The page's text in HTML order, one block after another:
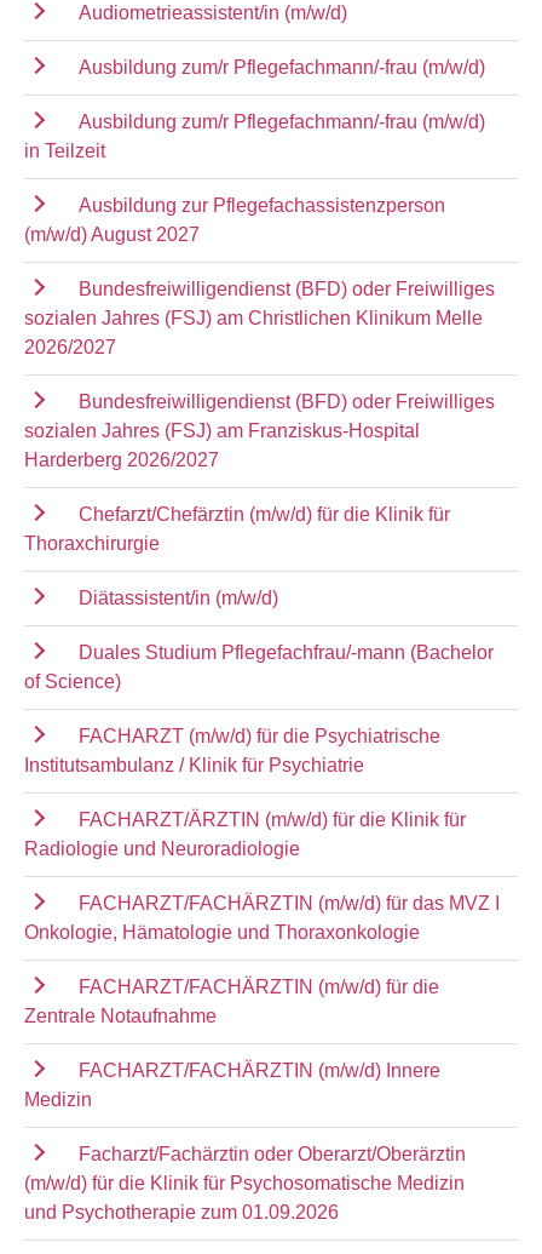
Audiometrieassistent/in (m/w/d)
Ausbildung zum/r Pflegefachmann/-frau (m/w/d)
Ausbildung zum/r Pflegefachmann/-frau (m/w/d)
in Teilzeit
Ausbildung zur Pflegefachassistenzperson
(m/w/d) August 2027
Bundesfreiwilligendienst (BFD) oder Freiwilliges
sozialen Jahres (FSJ) am Christlichen Klinikum Melle
2026/2027
Bundesfreiwilligendienst (BFD) oder Freiwilliges
sozialen Jahres (FSJ) am Franziskus-Hospital
Harderberg 2026/2027
Chefarzt/Chefärztin (m/w/d) für die Klinik für
Thoraxchirurgie
Diätassistent/in (m/w/d)
Duales Studium Pflegefachfrau/-mann (Bachelor
of Science)
FACHARZT (m/w/d) für die Psychiatrische
Institutsambulanz / Klinik für Psychiatrie
FACHARZT/ÄRZTIN (m/w/d) für die Klinik für
Radiologie und Neuroradiologie
FACHARZT/FACHÄRZTIN (m/w/d) für das MVZ I
Onkologie, Hämatologie und Thoraxonkologie
FACHARZT/FACHÄRZTIN (m/w/d) für die
Zentrale Notaufnahme
FACHARZT/FACHÄRZTIN (m/w/d) Innere
Medizin
Facharzt/Fachärztin oder Oberarzt/Oberärztin
(m/w/d) für die Klinik für Psychosomatische Medizin
und Psychotherapie zum 01.09.2026